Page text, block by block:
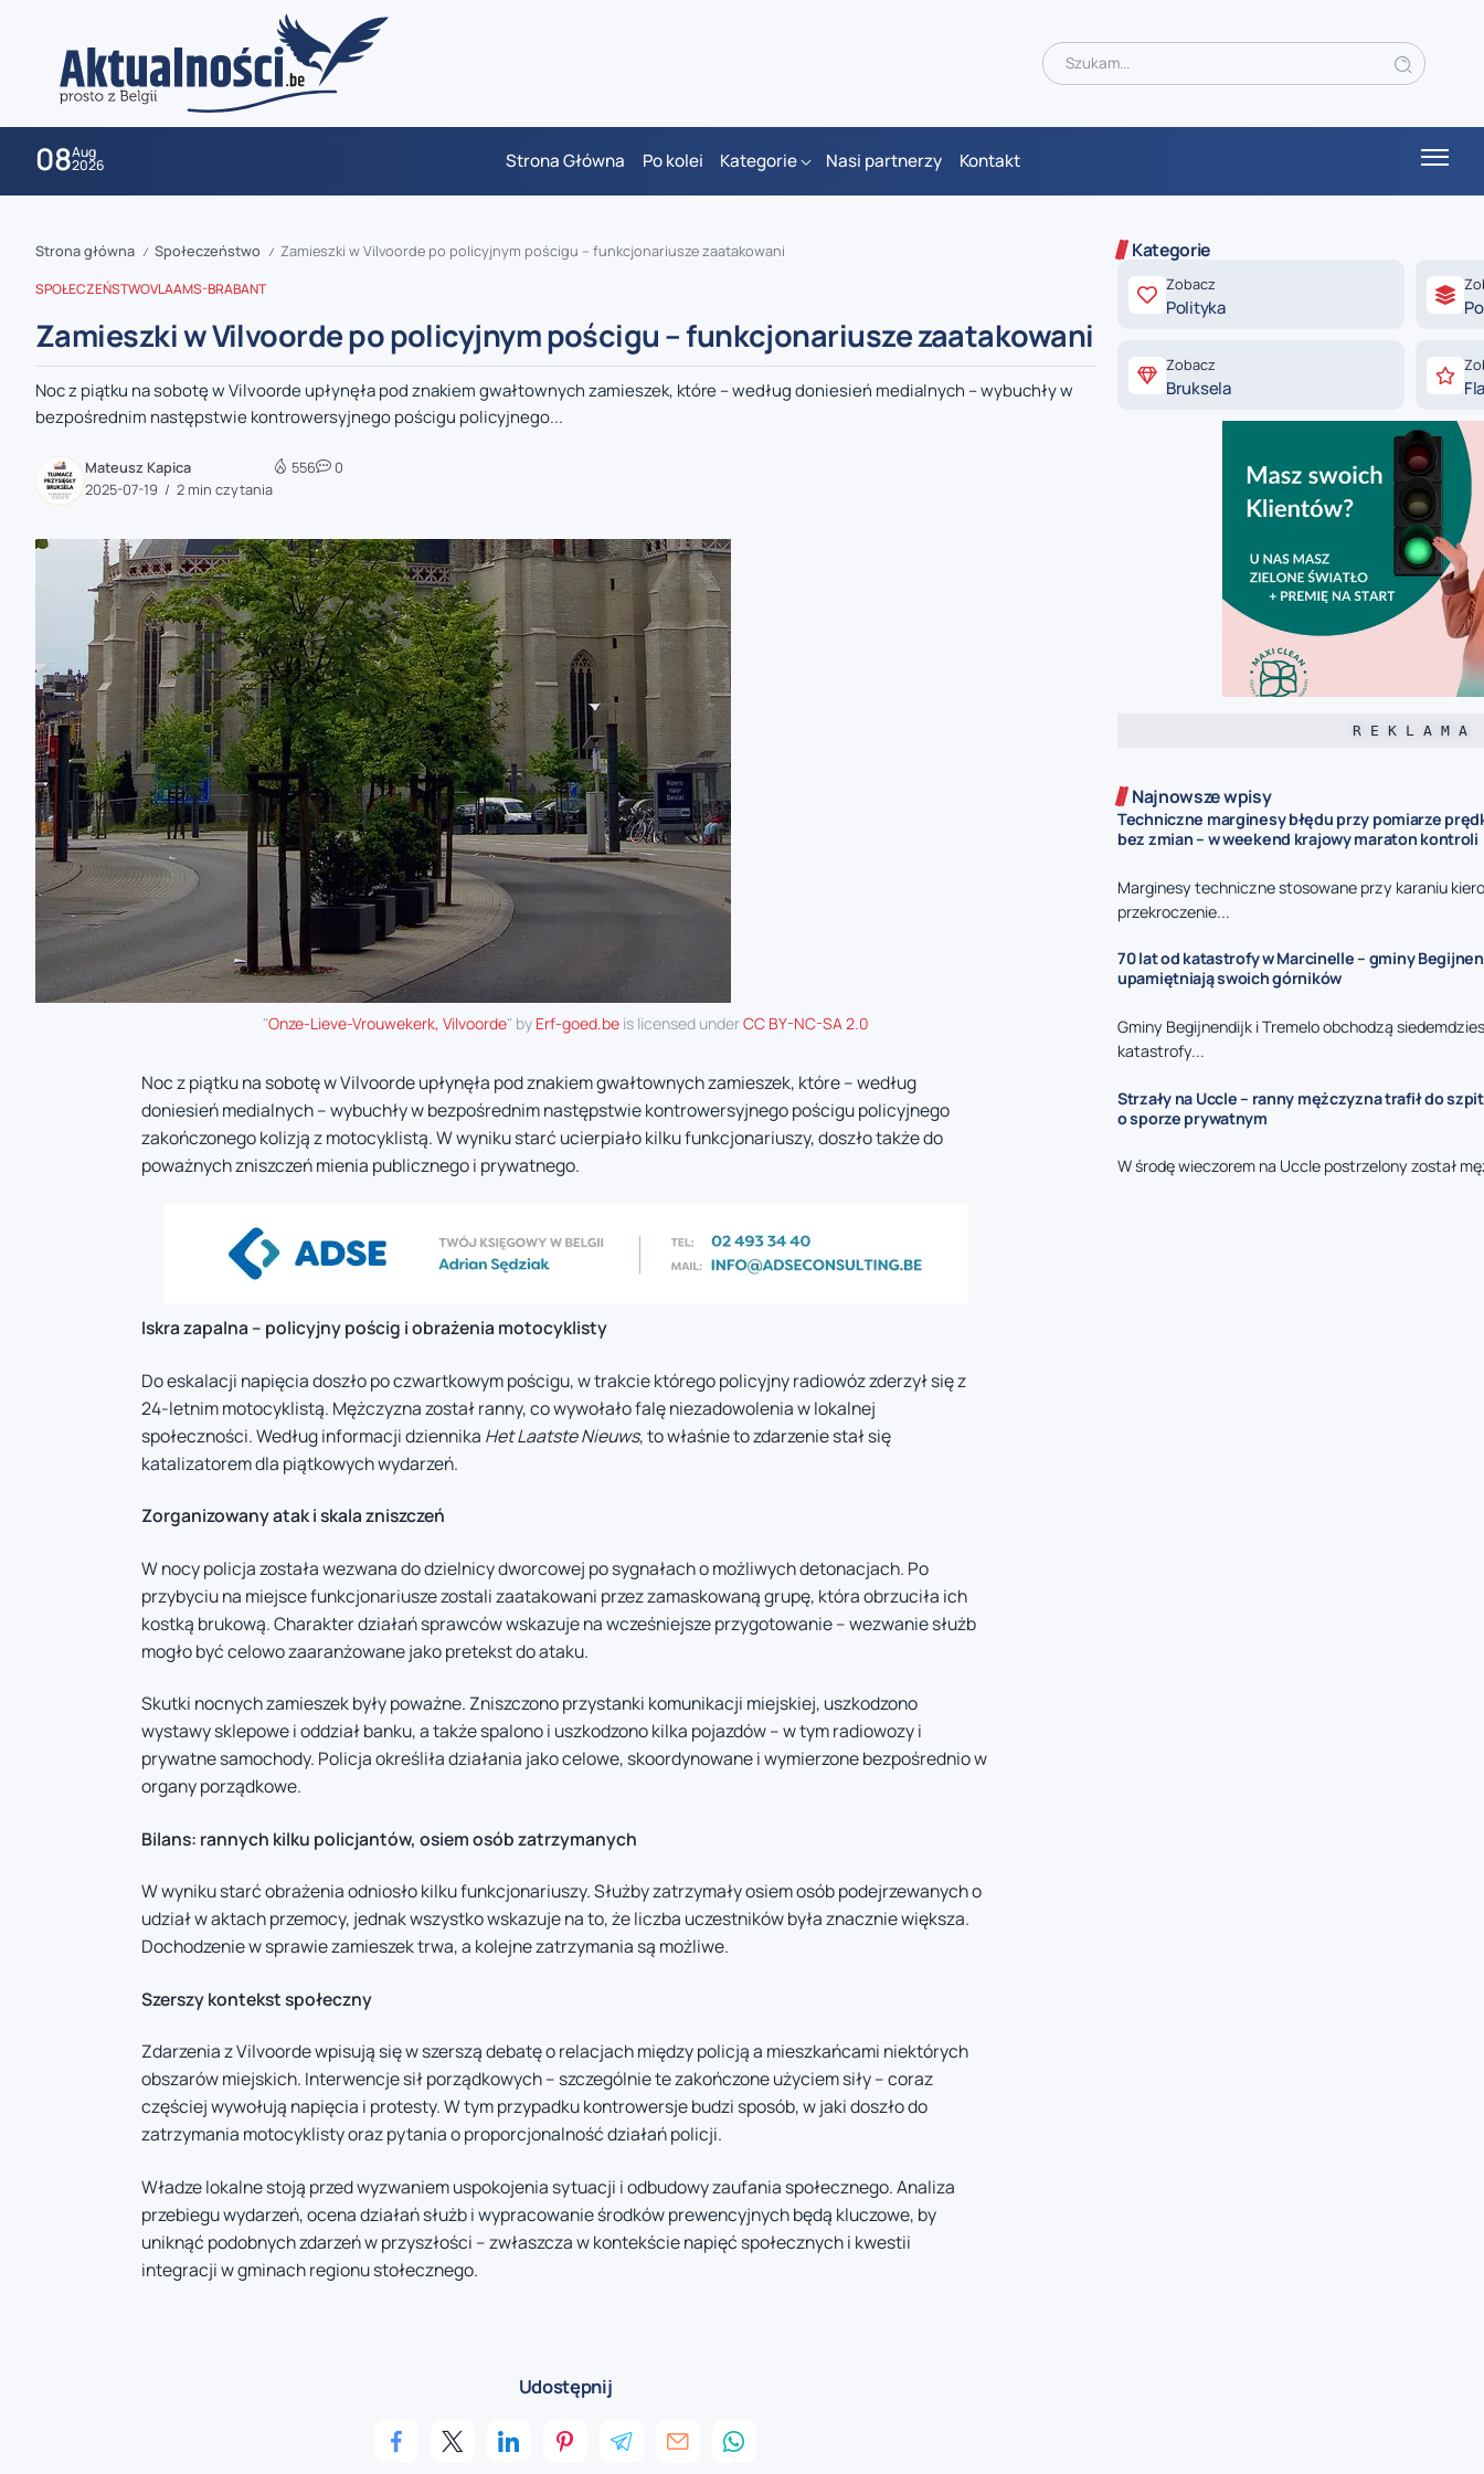
08Aug
2026 Strona Główna Po kolei Kategorie Nasi partnerzy Kontakt
zaobserwuj nas
zaobserwuj nas
zaobserwuj nas
zaobserwuj nas
zaobserwuj nas
Strona główna / Społeczeństwo / Zamieszki w Vilvoorde po policyjnym pościgu – funkcjonariusze zaatakowani
SPOŁECZEŃSTWOVLAAMS-BRABANT
Zamieszki w Vilvoorde po policyjnym pościgu – funkcjonariusze zaatakowani
Noc z piątku na sobotę w Vilvoorde upłynęła pod znakiem gwałtownych zamieszek, które – według doniesień medialnych – wybuchły w
bezpośrednim następstwie kontrowersyjnego pościgu policyjnego...
Mateusz Kapica
2025-07-19
2 min czytania
556 0
"Onze-Lieve-Vrouwekerk, Vilvoorde" by Erf-goed.beis licensed underCC BY-NC-SA 2.0
Noc z piątku na sobotę w Vilvoorde upłynęła pod znakiem gwałtownych zamieszek, które – według
doniesień medialnych – wybuchły w bezpośrednim następstwie kontrowersyjnego pościgu policyjnego
zakończonego kolizją z motocyklistą. W wyniku starć ucierpiało kilku funkcjonariuszy, doszło także do
poważnych zniszczeń mienia publicznego i prywatnego.
Iskra zapalna – policyjny pościg i obrażenia motocyklisty
Do eskalacji napięcia doszło po czwartkowym pościgu, w trakcie którego policyjny radiowóz zderzył się z
24-letnim motocyklistą. Mężczyzna został ranny, co wywołało falę niezadowolenia w lokalnej
społeczności. Według informacji dziennika Het Laatste Nieuws, to właśnie to zdarzenie stał się
katalizatorem dla piątkowych wydarzeń.
Zorganizowany atak i skala zniszczeń
W nocy policja została wezwana do dzielnicy dworcowej po sygnałach o możliwych detonacjach. Po
przybyciu na miejsce funkcjonariusze zostali zaatakowani przez zamaskowaną grupę, która obrzuciła ich
kostką brukową. Charakter działań sprawców wskazuje na wcześniejsze przygotowanie – wezwanie służb
mogło być celowo zaaranżowane jako pretekst do ataku.
Skutki nocnych zamieszek były poważne. Zniszczono przystanki komunikacji miejskiej, uszkodzono
wystawy sklepowe i oddział banku, a także spalono i uszkodzono kilka pojazdów – w tym radiowozy i
prywatne samochody. Policja określiła działania jako celowe, skoordynowane i wymierzone bezpośrednio w
organy porządkowe.
Bilans: rannych kilku policjantów, osiem osób zatrzymanych
W wyniku starć obrażenia odniosło kilku funkcjonariuszy. Służby zatrzymały osiem osób podejrzewanych o
udział w aktach przemocy, jednak wszystko wskazuje na to, że liczba uczestników była znacznie większa.
Dochodzenie w sprawie zamieszek trwa, a kolejne zatrzymania są możliwe.
Szerszy kontekst społeczny
Zdarzenia z Vilvoorde wpisują się w szerszą debatę o relacjach między policją a mieszkańcami niektórych
obszarów miejskich. Interwencje sił porządkowych – szczególnie te zakończone użyciem siły – coraz
częściej wywołują napięcia i protesty. W tym przypadku kontrowersje budzi sposób, w jaki doszło do
zatrzymania motocyklisty oraz pytania o proporcjonalność działań policji.
Władze lokalne stoją przed wyzwaniem uspokojenia sytuacji i odbudowy zaufania społecznego. Analiza
przebiegu wydarzeń, ocena działań służb i wypracowanie środków prewencyjnych będą kluczowe, by
uniknąć podobnych zdarzeń w przyszłości – zwłaszcza w kontekście napięć społecznych i kwestii
integracji w gminach regionu stołecznego.
Udostępnij
Kategorie
Zobacz
Polityka
Zobacz
Bruksela
R E K L A M A
Najnowsze wpisy
Techniczne marginesy błędu przy pomiarze
bez zmian – w weekend krajowy maraton kontroli
Marginesy techniczne stosowane przy karaniu
przekroczenie...
70 lat od katastrofy w Marcinelle – gminy
upamiętniają swoich górników
Gminy Begijnendijk i Tremelo obchodzą
katastrofy...
Strzały na Uccle – ranny mężczyzna trafił do
o sporze prywatnym
W środę wieczorem na Uccle postrzelony został